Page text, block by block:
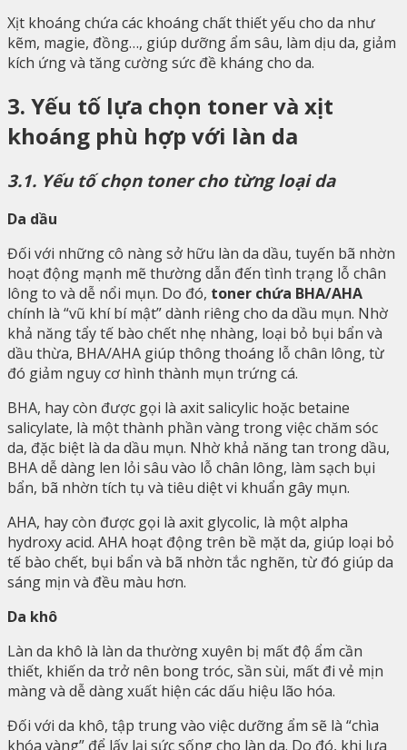
Xịt khoáng chứa các khoáng chất thiết yếu cho da như
kẽm, magie, đồng…, giúp dưỡng ẩm sâu, làm dịu da, giảm
kích ứng và tăng cường sức đề kháng cho da.
3. Yếu tố lựa chọn toner và xịt
khoáng phù hợp với làn da
3.1. Yếu tố chọn toner cho từng loại da
Da dầu
Đối với những cô nàng sở hữu làn da dầu, tuyến bã nhờn
hoạt động mạnh mẽ thường dẫn đến tình trạng lỗ chân
lông to và dễ nổi mụn. Do đó, toner chứa BHA/AHA
chính là “vũ khí bí mật” dành riêng cho da dầu mụn. Nhờ
khả năng tẩy tế bào chết nhẹ nhàng, loại bỏ bụi bẩn và
dầu thừa, BHA/AHA giúp thông thoáng lỗ chân lông, từ
đó giảm nguy cơ hình thành mụn trứng cá.
BHA, hay còn được gọi là axit salicylic hoặc betaine
salicylate, là một thành phần vàng trong việc chăm sóc
da, đặc biệt là da dầu mụn. Nhờ khả năng tan trong dầu,
BHA dễ dàng len lỏi sâu vào lỗ chân lông, làm sạch bụi
bẩn, bã nhờn tích tụ và tiêu diệt vi khuẩn gây mụn.
AHA, hay còn được gọi là axit glycolic, là một alpha
hydroxy acid. AHA hoạt động trên bề mặt da, giúp loại bỏ
tế bào chết, bụi bẩn và bã nhờn tắc nghẽn, từ đó giúp da
sáng mịn và đều màu hơn.
Da khô
Làn da khô là làn da thường xuyên bị mất độ ẩm cần
thiết, khiến da trở nên bong tróc, sần sùi, mất đi vẻ mịn
màng và dễ dàng xuất hiện các dấu hiệu lão hóa.
Đối với da khô, tập trung vào việc dưỡng ẩm sẽ là “chìa
khóa vàng” để lấy lại sức sống cho làn da. Do đó, khi lựa